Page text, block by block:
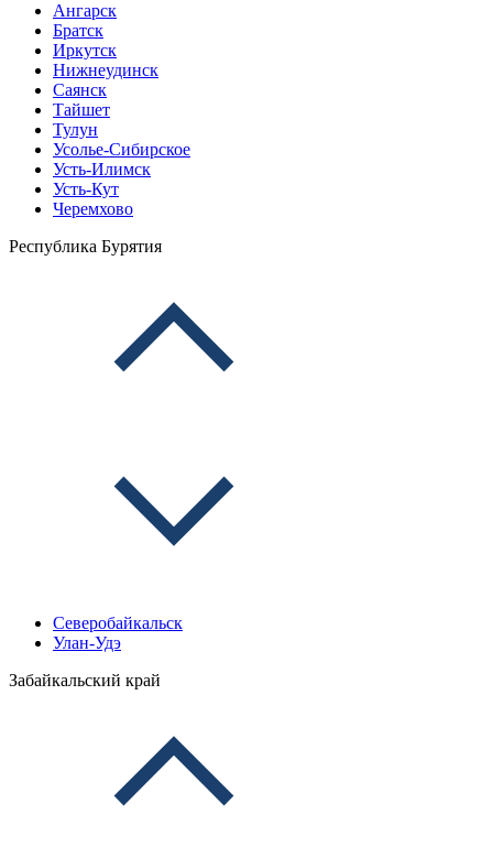
Ангарск
Братск
Иркутск
Нижнеудинск
Саянск
Тайшет
Тулун
Усолье-Сибирское
Усть-Илимск
Усть-Кут
Черемхово
Республика Бурятия
Северобайкальск
Улан-Удэ
Забайкальский край